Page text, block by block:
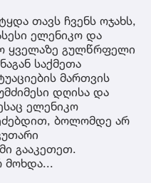
თავს ჩვენს ოჯახს,
ელენიკო და
ყველაზე გულწრფელი
საქმეთა
მართვის
დღისა და
ელენიკო
ბოლომდე არ
გააკეთეთ.
მოხდა...